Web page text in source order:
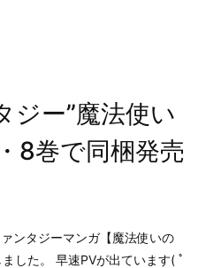
ジー”魔法使い
8巻で同梱発売
ンタジーマンガ【魔法使いの
した。 早速PVが出ています( ﾟ